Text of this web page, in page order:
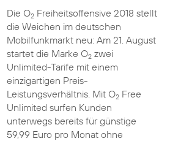
Die O2Freiheitsoffensive 2018 stellt
die Weichen im deutschen
Mobilfunkmarkt neu: Am 21. August
startet die Marke O2zwei
Unlimited-Tarife mit einem
einzigartigen Preis-
Leistungsverhältnis. Mit O2Free
Unlimited surfen Kunden
unterwegs bereits für günstige
59,99 Euro pro Monat ohne